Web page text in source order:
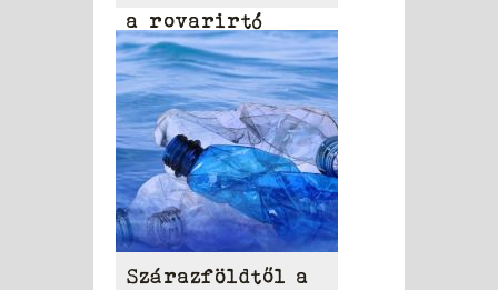
a rovarirtó
szerek
Szárazföldtől a